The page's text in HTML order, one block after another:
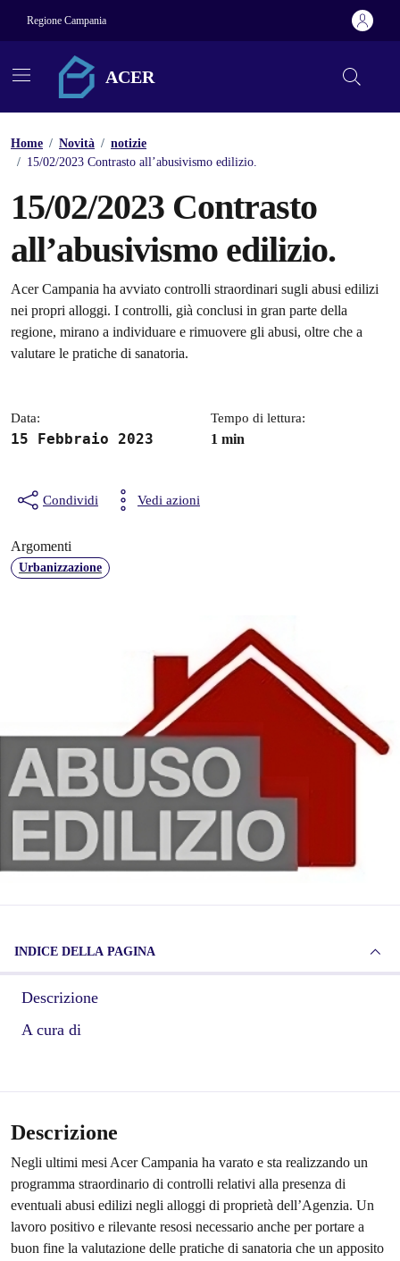
Regione Campania
ACER
Home / Novità / notizie
/ 15/02/2023 Contrasto all’abusivismo edilizio.
15/02/2023 Contrasto
all’abusivismo edilizio.
Dettagli della notizia
Acer Campania ha avviato controlli straordinari sugli abusi edilizi
nei propri alloggi. I controlli, già conclusi in gran parte della
regione, mirano a individuare e rimuovere gli abusi, oltre che a
valutare le pratiche di sanatoria.
Data:
15 Febbraio 2023
Tempo di lettura:
1 min
Condividi Vedi azioni
Argomenti
Urbanizzazione
INDICE DELLA PAGINA
Descrizione
A cura di
Descrizione
Negli ultimi mesi Acer Campania ha varato e sta realizzando un
programma straordinario di controlli relativi alla presenza di
eventuali abusi edilizi negli alloggi di proprietà dell’Agenzia. Un
lavoro positivo e rilevante resosi necessario anche per portare a
buon fine la valutazione delle pratiche di sanatoria che un apposito